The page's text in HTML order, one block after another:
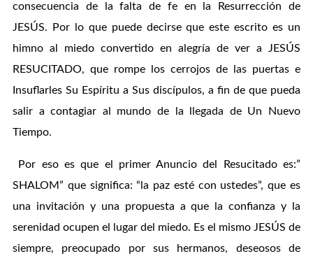
consecuencia de la falta de fe en la Resurrección de
JESÚS. Por lo que puede decirse que este escrito es un
himno al miedo convertido en alegría de ver a JESÚS
RESUCITADO, que rompe los cerrojos de las puertas e
Insuflarles Su Espíritu a Sus discípulos, a fin de que pueda
salir a contagiar al mundo de la llegada de Un Nuevo
Tiempo.
Por eso es que el primer Anuncio del Resucitado es:”
SHALOM” que significa: “la paz esté con ustedes”, que es
una invitación y una propuesta a que la confianza y la
serenidad ocupen el lugar del miedo. Es el mismo JESÚS de
siempre, preocupado por sus hermanos, deseosos de